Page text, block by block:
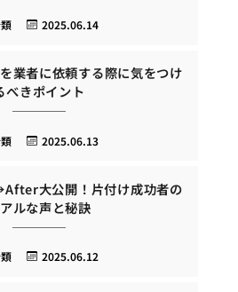
2025.06.14
業者に依頼する際に気をつけ
べきポイント
2025.06.13
大公開！片付け成功者の
ルな声と秘訣
2025.06.12